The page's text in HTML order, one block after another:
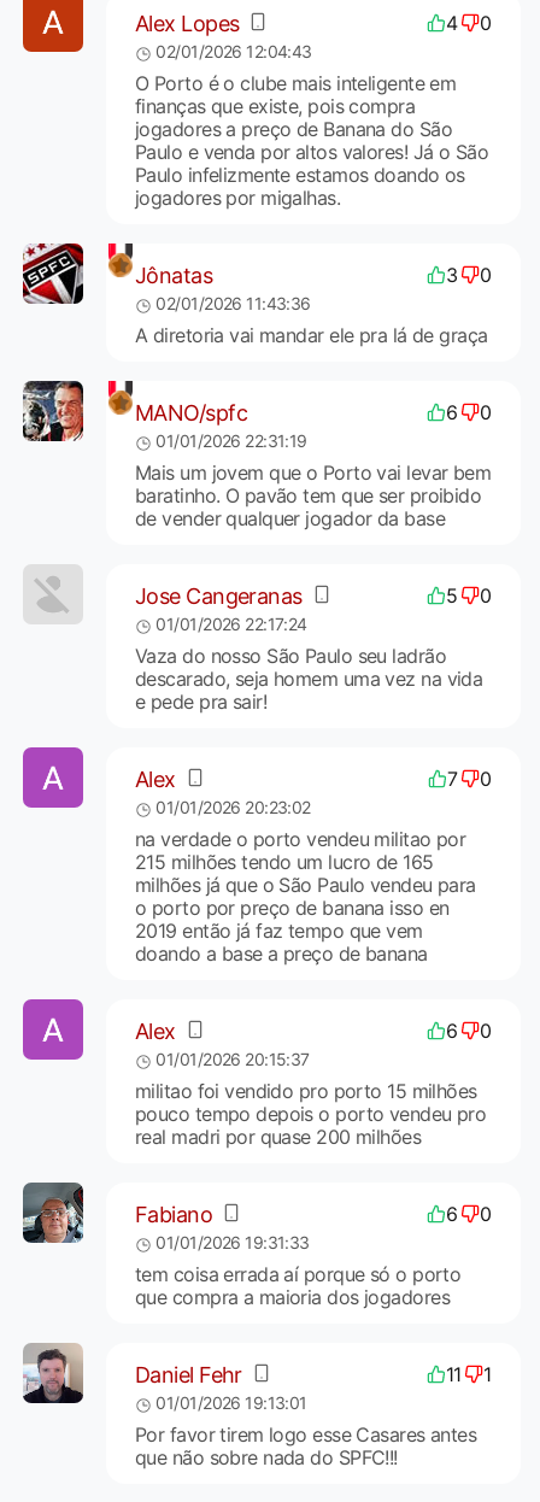
Alex Lopes 4 0
02/01/2026 12:04:43
O Porto é o clube mais inteligente em
finanças que existe, pois compra
jogadores a preço de Banana do São
Paulo e venda por altos valores! Já o São
Paulo infelizmente estamos doando os
jogadores por migalhas.
Jônatas 3 0
02/01/2026 11:43:36
A diretoria vai mandar ele pra lá de graça
MANO/spfc 6 0
01/01/2026 22:31:19
Mais um jovem que o Porto vai levar bem
baratinho. O pavão tem que ser proibido
de vender qualquer jogador da base
Jose Cangeranas 5 0
01/01/2026 22:17:24
Vaza do nosso São Paulo seu ladrão
descarado, seja homem uma vez na vida
e pede pra sair!
Alex 7 0
01/01/2026 20:23:02
na verdade o porto vendeu militao por
215 milhões tendo um lucro de 165
milhões já que o São Paulo vendeu para
o porto por preço de banana isso en
2019 então já faz tempo que vem
doando a base a preço de banana
Alex 6 0
01/01/2026 20:15:37
militao foi vendido pro porto 15 milhões
pouco tempo depois o porto vendeu pro
real madri por quase 200 milhões
Fabiano 6 0
01/01/2026 19:31:33
tem coisa errada aí porque só o porto
que compra a maioria dos jogadores
Daniel Fehr 11 1
01/01/2026 19:13:01
Por favor tirem logo esse Casares antes
que não sobre nada do SPFC!!!